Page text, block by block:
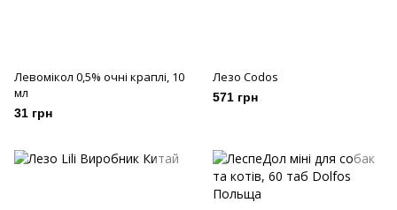
Левомікол 0,5% очні краплі, 10
мл
31 грн
Лезо Codos
571 грн